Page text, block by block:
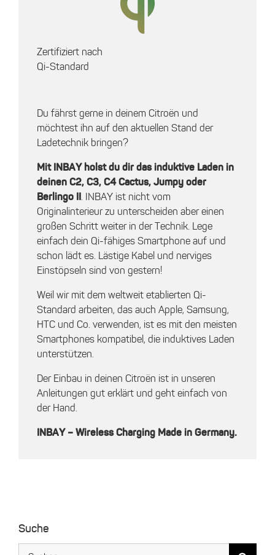
Zertifiziert nach
Qi-Standard
Du fährst gerne in deinem Citroën und
möchtest ihn auf den aktuellen Stand der
Ladetechnik bringen?
Mit INBAY holst du dir das induktive Laden in
deinen C2, C3, C4 Cactus, Jumpy oder
Berlingo II . INBAY ist nicht vom
Originalinterieur zu unterscheiden aber einen
großen Schritt weiter in der Technik. Lege
einfach dein Qi-fähiges Smartphone auf und
schon lädt es. Lästige Kabel und nerviges
Einstöpseln sind von gestern!
Weil wir mit dem weltweit etablierten Qi-
Standard arbeiten, das auch Apple, Samsung,
HTC und Co. verwenden, ist es mit den meisten
Smartphones kompatibel, die induktives Laden
unterstützen.
Der Einbau in deinen Citroën ist in unseren
Anleitungen gut erklärt und geht einfach von
der Hand.
INBAY – Wireless Charging Made in Germany.
Suche